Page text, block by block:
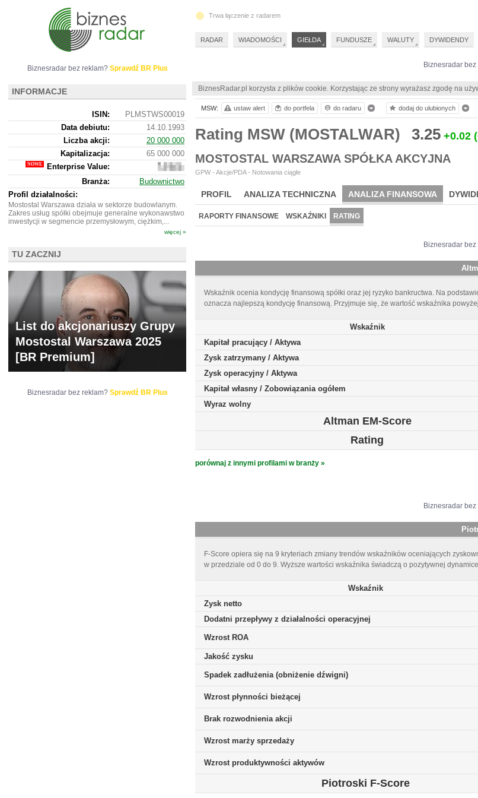
Biznesradar
BiznesRadar.pl korzysta z plików cookie. Korzystając ze strony wyrażasz zgodę na
Rating MSW (MOSTALWAR) 3.25 +0.02
MOSTOSTAL WARSZAWA SPÓŁKA AKCYJNA
GPW - Akcje/PDA - Notowania ciągłe
PROFIL ANALIZA TECHNICZNA ANALIZA FINANSOWA
RAPORTY FINANSOWE WSKAŹNIKI RATING
Biznesradar
Wskaźnik ocenia kondycję finansową spółki oraz jej ryzyko bankructwa. Na
oznacza najlepszą kondycję finansową. Przyjmuje się, że wartość wskaźnika
Wskaźnik
Kapitał pracujący / Aktywa
Zysk zatrzymany / Aktywa
Zysk operacyjny / Aktywa
Kapitał własny / Zobowiązania ogółem
Wyraz wolny
Altman EM-Score
Rating
porównaj z innymi profilami w branży »
Biznesradar
F-Score opiera się na 9 kryteriach zmiany trendów wskaźników oceniających
w przedziale od 0 do 9. Wyższe wartości wskaźnika świadczą o pozytywnej
Wskaźnik
Zysk netto
Dodatni przepływy z działalności operacyjnej
Wzrost ROA
Jakość zysku
Spadek zadłużenia (obniżenie dźwigni)
Wzrost płynności bieżącej
Brak rozwodnienia akcji
Wzrost marży sprzedaży
Wzrost produktywności aktywów
Piotroski F-Score
MSW: ustaw alert do portfela do radaru dodaj do ulubionych
Biznesradar bez reklam? Sprawdź BR Plus
INFORMACJE
ISIN:
PLMSTWS00019
Data debiutu:
14.10.1993
Liczba akcji:
20 000 000
Kapitalizacja:
65 000 000
Enterprise Value:
834
000
Branża:
Budownictwo
Profil działalności:
Mostostal Warszawa działa w sektorze budowlanym.
Zakres usług spółki obejmuje generalne wykonawstwo
inwestycji w segmencie przemysłowym, ciężkim,...
więcej »
TU ZACZNIJ
List do akcjonariuszy Grupy
Mostostal Warszawa 2025
[BR Premium]
Biznesradar bez reklam? Sprawdź BR Plus
Trwa łączenie z radarem
RADAR WIADOMOŚCI GIEŁDA FUNDUSZE WALUTY DYWIDENDY